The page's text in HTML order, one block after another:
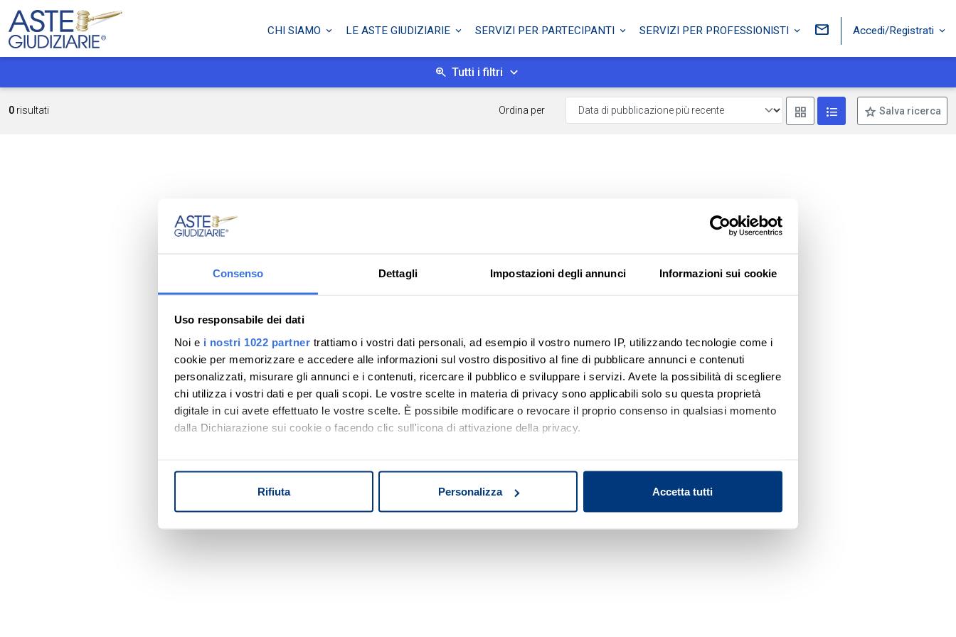
Consenso Dettagli Impostazioni degli annunci Informazioni sui cookie
Uso responsabile dei dati
Noi e i nostri 1022 partner trattiamo i vostri dati personali, ad esempio il vostro numero IP, utilizzando tecnologie come i
cookie per memorizzare e accedere alle informazioni sul vostro dispositivo al fine di pubblicare annunci e contenuti
personalizzati, misurare gli annunci e i contenuti, ricercare il pubblico e sviluppare i servizi. Avete la possibilità di scegliere
chi utilizza i vostri dati e per quali scopi. Le vostre scelte in materia di privacy sono applicabili solo su questa proprietà
digitale in cui avete effettuato le vostre scelte. È possibile modificare o revocare il proprio consenso in qualsiasi momento
dalla Dichiarazione sui cookie o facendo clic sull'icona di attivazione della privacy.
Identificare il tuo dispositivo, scansionandolo attivamente alla ricerca di caratteristiche specifiche (impronte
digitali).
Rifiuta Personalizza Accetta tutti
CHI SIAMO LE ASTE GIUDIZIARIE SERVIZI PER PARTECIPANTI SERVIZI PER PROFESSIONISTI Accedi/Registrati
Tutti i filtri
0 risultati Ordina per Mostra come box
Mostra come lista
Salva ricerca
Nessun risultato di ricerca
Prova a modificare o rimuovere alcuni filtri o
a cambiare l'area di ricerca.